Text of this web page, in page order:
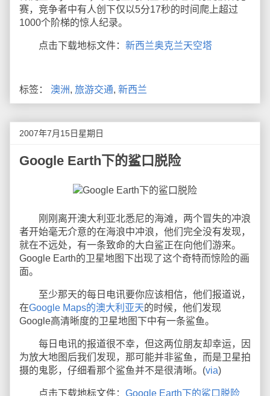
赛，竞争者中有人创下仅以5分17秒的时间爬上超过
1000个阶梯的惊人纪录。
点击下载地标文件： 新西兰奥克兰天空塔
标签： 澳洲, 旅游交通, 新西兰
2007年7月15日星期日
Google Earth下的鲨口脱险
刚刚离开澳大利亚北悉尼的海滩，两个冒失的冲浪
者开始毫无介意的在海浪中冲浪，他们完全没有发现，
就在不远处，有一条致命的大白鲨正在向他们游来。
Google Earth的卫星地图下出现了这个奇特而惊险的画
面。
至少那天的每日电讯要你应该相信，他们报道说，
在Google Maps的澳大利亚天的时候，他们发现
Google高清晰度的卫星地图下中有一条鲨鱼。
每日电讯的报道很不幸，但这两位朋友却幸运，因
为放大地图后我们发现，那可能并非鲨鱼，而是卫星拍
摄的鬼影，仔细看那个鲨鱼并不是很清晰。(via)
点击下载地标文件： Google Earth下的鲨口脱险